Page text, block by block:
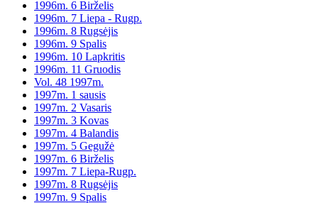
1996m. 6 Birželis
1996m. 7 Liepa - Rugp.
1996m. 8 Rugsėjis
1996m. 9 Spalis
1996m. 10 Lapkritis
1996m. 11 Gruodis
Vol. 48 1997m.
1997m. 1 sausis
1997m. 2 Vasaris
1997m. 3 Kovas
1997m. 4 Balandis
1997m. 5 Gegužė
1997m. 6 Birželis
1997m. 7 Liepa-Rugp.
1997m. 8 Rugsėjis
1997m. 9 Spalis